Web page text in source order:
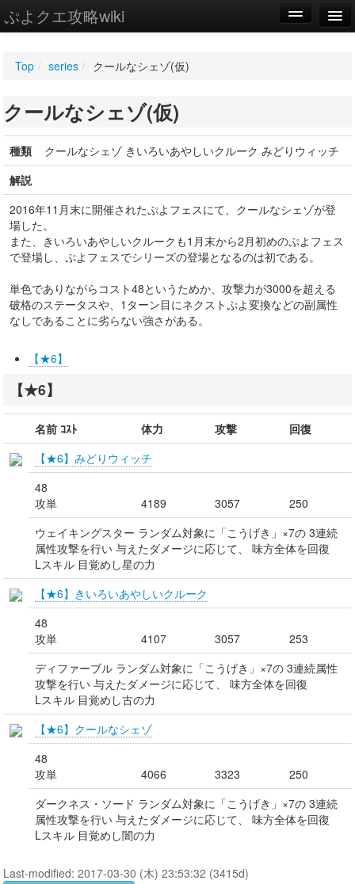
ぷよクエ攻略wiki
WIKI
設定
Top / series / クールなシェゾ(仮)
クールなシェゾ(仮)
種類
クールなシェゾ きいろいあやしいクルーク みどりウィッチ
解説
2016年11月末に開催されたぷよフェスにて、クールなシェゾが登
場した。
また、きいろいあやしいクルークも1月末から2月初めのぷよフェス
で登場し、ぷよフェスでシリーズの登場となるのは初である。
単色でありながらコスト48というためか、攻撃力が3000を超える
破格のステータスや、1ターン目にネクストぷよ変換などの副属性
なしであることに劣らない強さがある。
【★6】
【★6】
名前 ｺｽﾄ 体力 攻撃
回復
【★6】みどりウィッチ
48
攻単
4189 3057
250
ウェイキングスター ランダム対象に「こうげき」×7の 3連続
属性攻撃を行い 与えたダメージに応じて、 味方全体を回復
Lスキル 目覚めし星の力
【★6】きいろいあやしいクルーク
48
攻単
4107 3057
253
ディファーブル ランダム対象に「こうげき」×7の 3連続属性
攻撃を行い 与えたダメージに応じて、 味方全体を回復
Lスキル 目覚めし古の力
【★6】クールなシェゾ
48
攻単
4066 3323
250
ダークネス・ソード ランダム対象に「こうげき」×7の 3連続
属性攻撃を行い 与えたダメージに応じて、 味方全体を回復
Lスキル 目覚めし闇の力
Last-modified: 2017-03-30 (木) 23:53:32 (3415d)